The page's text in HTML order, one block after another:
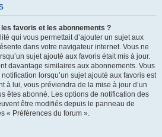
favoris et les abonnements ?
qui vous permettait d’ajouter un sujet aux
dans votre navigateur internet. Vous ne
sujet ajouté aux favoris était mis à jour.
davantage similaires aux abonnements. Vous
lorsqu’un sujet ajouté aux favoris est
à lui, vous préviendra de la mise à jour d’un
êtes abonné. Les options de notification des
être modifiés depuis le panneau de
« Préférences du forum ».